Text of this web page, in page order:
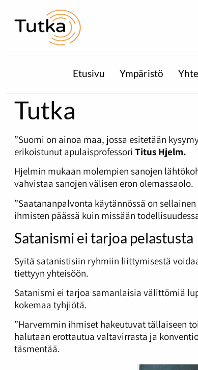
Etusivu Ympäristö
Tutka
”Suomi on ainoa maa, jossa esitetään
erikoistunut apulaisprofessori Titus Hjelm.
Hjelmin mukaan molempien sanojen
vahvistaa sanojen välisen eron olemassaolo.
”Saatananpalvonta käytännössä on
ihmisten päässä kuin missään
Satanismi ei tarjoa pelastusta
Syitä satanistisiin ryhmiin liittymisestä
tiettyyn yhteisöön.
Satanismi ei tarjoa samanlaisia välittömiä
kokemaa tyhjiötä.
”Harvemmin ihmiset hakeutuvat tällaiseen
halutaan erottautua valtavirrasta ja
täsmentää.